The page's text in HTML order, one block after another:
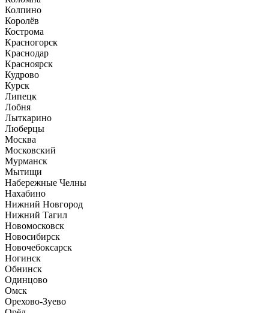
Колпино
Королёв
Кострома
Красногорск
Краснодар
Красноярск
Кудрово
Курск
Липецк
Лобня
Лыткарино
Люберцы
Москва
Московский
Мурманск
Мытищи
Набережные Челны
Нахабино
Нижний Новгород
Нижний Тагил
Новомосковск
Новосибирск
Новочебоксарск
Ногинск
Обнинск
Одинцово
Омск
Орехово-Зуево